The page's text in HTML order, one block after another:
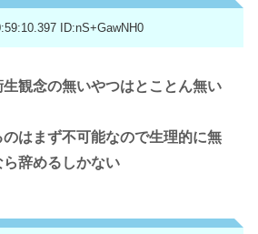
ID:nS+GawNH0
観念の無いやつはとことん無い
のはまず不可能なので生理的に無
辞めるしかない